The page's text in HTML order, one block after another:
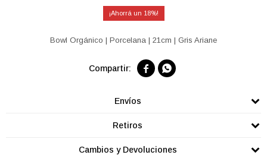
18
Bowl Orgánico | Porcelana | 21cm | Gris Ariane
 
Envíos
Retiros
Cambios y Devoluciones